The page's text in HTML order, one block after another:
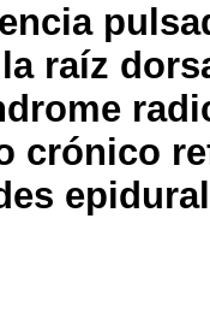
raíz
crónico